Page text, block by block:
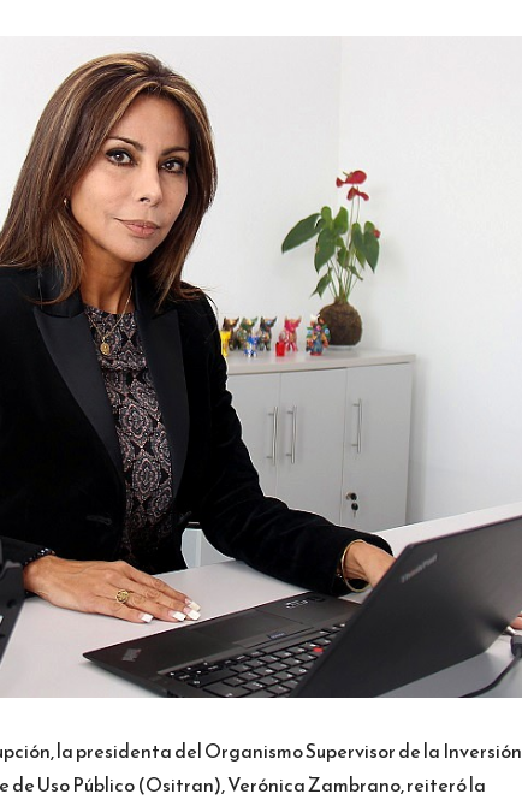
la presidenta del Organismo Supervisor de la Inversión
Uso Público (Ositran), Verónica Zambrano, reiteró la